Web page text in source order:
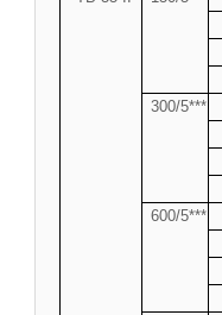
300/5***
600/5***